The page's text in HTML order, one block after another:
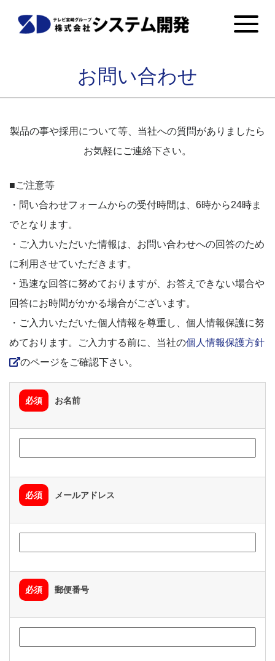
お問い合わせ
製品の事や採用について等、当社への質問がありましたら
お気軽にご連絡下さい。
■ご注意等
・問い合わせフォームからの受付時間は、6時から24時ま
でとなります。
・ご入力いただいた情報は、お問い合わせへの回答のため
に利用させていただきます。
・迅速な回答に努めておりますが、お答えできない場合や
回答にお時間がかかる場合がございます。
・ご入力いただいた個人情報を尊重し、個人情報保護に努
めております。ご入力する前に、当社の個人情報保護方針
のページをご確認下さい。
必須 お名前
必須 メールアドレス
必須 郵便番号